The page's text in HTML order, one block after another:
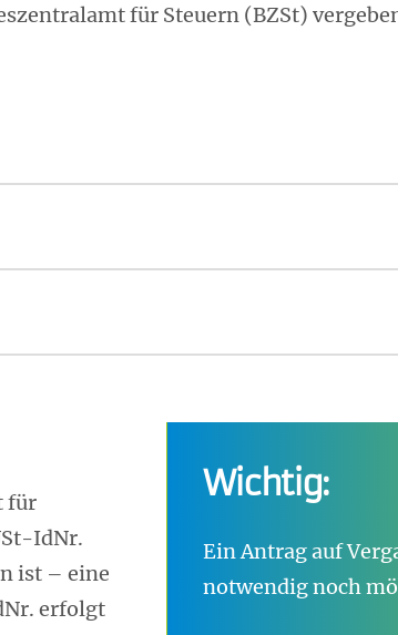
für Steuern (BZSt)
für
IdNr.
ist – eine
erfolgt
Wichtig:
Ein Antrag auf
notwendig noch